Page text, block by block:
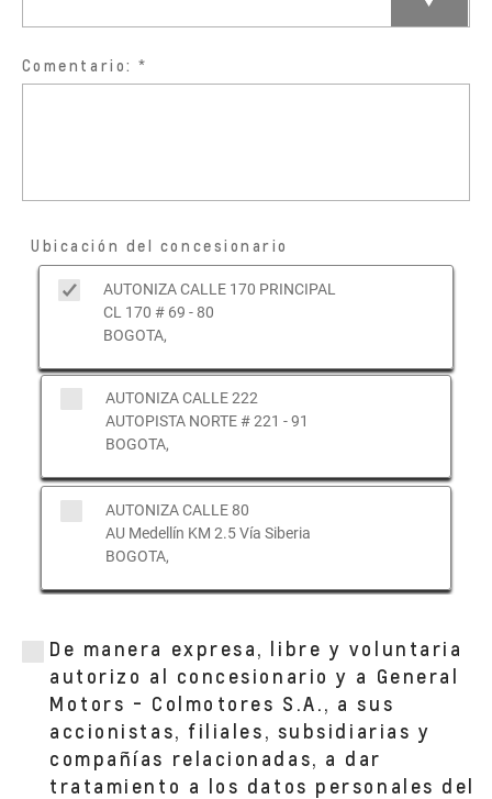
Comentario:
Ubicación del concesionario
AUTONIZA CALLE 170 PRINCIPAL
CL 170 # 69 - 80
BOGOTA,
AUTONIZA CALLE 222
AUTOPISTA NORTE # 221 - 91
BOGOTA,
AUTONIZA CALLE 80
AU Medellín KM 2.5 Vía Siberia
BOGOTA,
Calle 164 #19b 20
BOGOTA, CUNDINAMARCA
AUTONIZA AMERICAS
Av Calle 23 # 31-17
BOGOTA, CUNDINAMARCA
De manera expresa, libre y voluntaria
autorizo al concesionario y a General
Motors - Colmotores S.A., a sus
accionistas, filiales, subsidiarias y
compañías relacionadas, a dar
tratamiento a los datos personales del